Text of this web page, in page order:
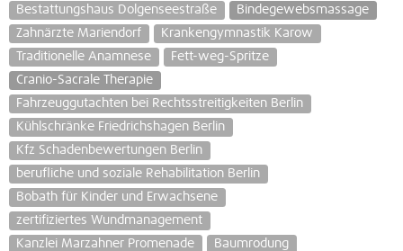
Bestattungshaus Dolgenseestraße
Bindegewebsmassage
Zahnärzte Mariendorf
Krankengymnastik Karow
Traditionelle Anamnese
Fett-weg-Spritze
Cranio-Sacrale Therapie
Fahrzeuggutachten bei Rechtsstreitigkeiten Berlin
Kühlschränke Friedrichshagen Berlin
Kfz Schadenbewertungen Berlin
berufliche und soziale Rehabilitation Berlin
Bobath für Kinder und Erwachsene
zertifiziertes Wundmanagement
Kanzlei Marzahner Promenade
Baumrodung